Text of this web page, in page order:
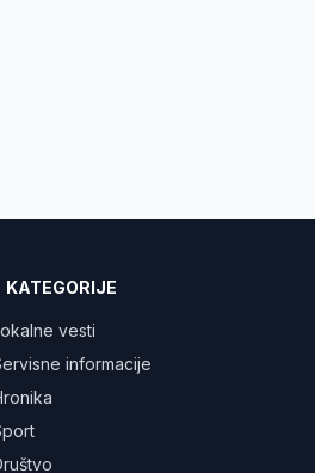
KATEGORIJE
vesti
informacije